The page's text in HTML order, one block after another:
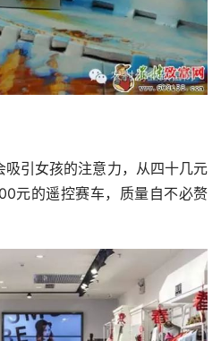
引女孩的注意力，从四十几元
元的遥控赛车，质量自不必赘